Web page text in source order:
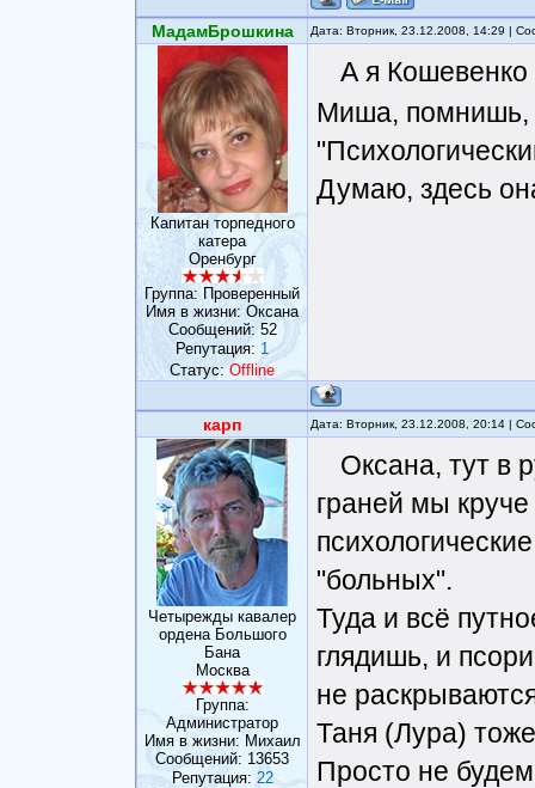
МадамБрошкина Дата: Вторник, 23.12.2008, 14:29 |
Капитан торпедного
катера
Оренбург
Группа: Проверенный
Имя в жизни: Оксана
Сообщений:52
Репутация: 1
Статус:Offline
А я
Миша, помнишь,
Думаю, здесь
карп Дата: Вторник, 23.12.2008, 20:14 |
Четырежды кавалер
ордена Большого
Бана
Москва
Группа:
Администратор
Имя в жизни: Михаил
Сообщений: 13653
Репутация: 22
Оксана, тут в
граней мы
"больных".
Туда и всё
глядишь, и
не
Таня (Лура)
Просто не